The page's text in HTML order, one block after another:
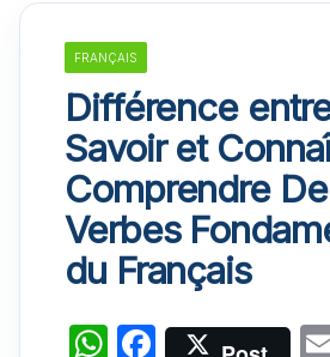
FRANÇAIS
Différence
Savoir et
Comprendre
Verbes
du Français
W F